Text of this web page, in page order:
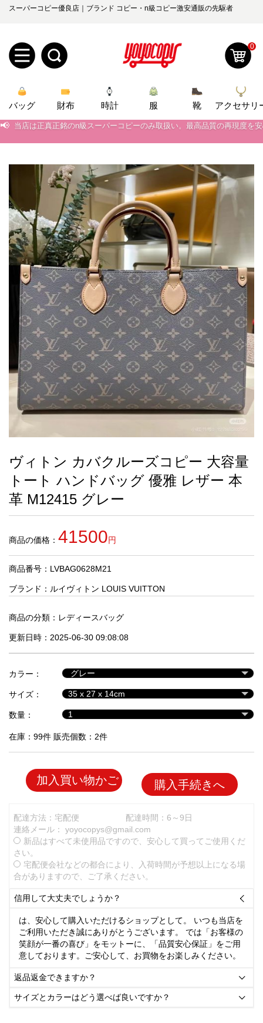
スーパーコピー優良店｜ブランド コピー・n級コピー激安通販の先駆者
規
ユ
ー
登
録
ロ
グ
オ
ー
ダ
お
知
yoyocopys@gmail.com
2026人気特集
バッグ
財布
時計
服
ズボン
衣装セット
靴
住まい用品
アクセサリー
ベルト
スカーフ
アイフォーンケ
ース
小物
最
お
す
め
商
人
気
商
セ
ル
品
0
バッグ 財布 時計 服 靴 アクセサリ
📢 当店は正真正銘のn級スーパーコピーのみ取扱い。最高品質の再現度を
当店は正真正銘のn級スーパーコピーのみ取扱い。最高品質の再現度を
📢 2026春の新作続々更新中！期間中のご注文でお得な割引をご利用いただ
📢 新作入荷！ルイ・ヴィトンスーパーコピー バッグ最新モデルが登場。
ヴィトン カバクルーズコピー 大容量
トート ハンドバッグ 優雅 レザー 本
革 M12415 グレー
商品の価格： 41500円
商品番号：LVBAG0628M21
ブランド： ルイヴィトン LOUIS VUITTON
商品の分類： レディースバッグ
更新日時：2025-06-30 09:08:08
カラー：
サイズ：
数量：
在庫：99件 販売個数：2件
加入買い物かご 購入手続きへ
配達方法：宅配便
配達時間：6～9日
連絡メール： yoyocopys@gmail.com
新品はすべて未使用品ですので、安心して買ってご使用くだ
さい。
宅配便会社などの都合により、入荷時間が予想以上になる場
合がありますので、ご了承ください。
信用して大丈夫でしょうか？ 
は、安心して購入いただけるショップとして。 いつも当店を
ご利用いただき誠にありがとうございます。 では「お客様の
笑顔が一番の喜び」をモットーに、「品質安心保証」をご用
意しております。ご安心して、お買物をお楽しみください。
返品返金できますか？ 
サイズとカラーはどう選べば良いですか？ 